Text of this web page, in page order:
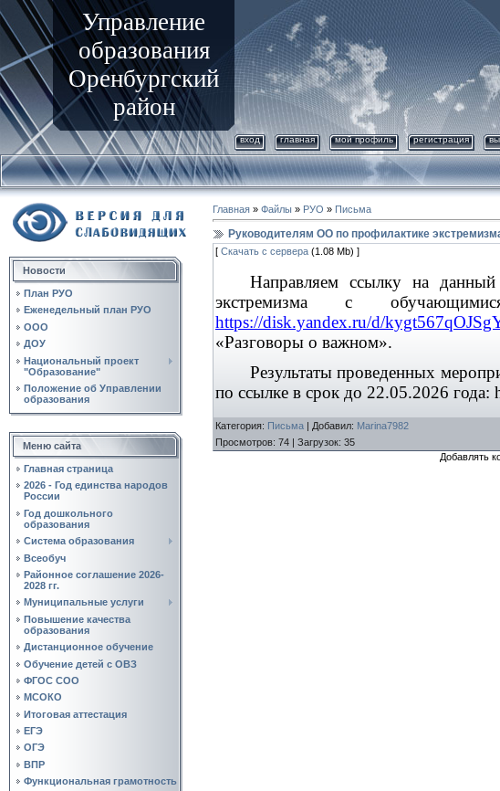
Управление
образования
Оренбургский
район
вход главная мой профиль регистрация
Новости
План РУО
Еженедельный план РУО
ООО
ДОУ
Национальный проект
"Образование"
Положение об Управлении
образования
Меню сайта
Главная страница
2026 - Год единства народов
России
Год дошкольного
образования
Система образования
Всеобуч
Районное соглашение 2026-
2028 гг.
Муниципальные услуги
Повышение качества
образования
Дистанционное обучение
Обучение детей с ОВЗ
ФГОС СОО
МСОКО
Итоговая аттестация
ЕГЭ
ОГЭ
ВПР
Функциональная грамотность
Главная » Файлы » РУО » Письма
Руководителям ОО по профилактике
[ Скачать с сервера (1.08 Mb) ]
Направляем ссылку на
экстремизма с
https://disk.yandex.ru/d/
«Разговоры о важном».
Результаты проведенных
по ссылке в срок до 22.05.2026
Категория: Письма | Добавил: Marina7982
Просмотров: 74 | Загрузок: 35
Добавлять